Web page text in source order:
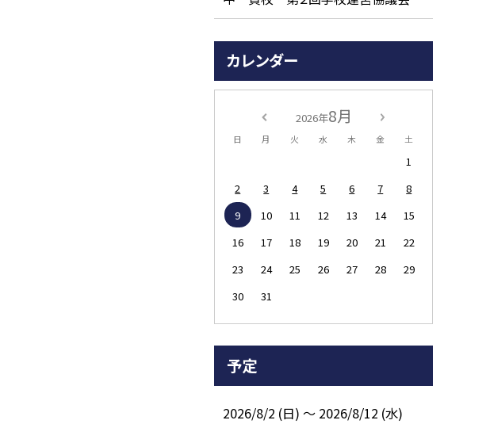
カレンダー
2026年8月
日 月 火 水 木 金 土
1
2
3 4 5 6 7
8
9
10 11 12 13 14
15
16
17 18 19 20 21
22
23
24 25 26 27 28
29
30
31
予定
2026/8/2 (日) ～ 2026/8/12 (水)